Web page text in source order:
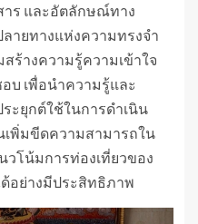
าร และอัตลักษณ์ทาง
ายทางแห่งความทรงจำ
สร้างความรู้ความเข้าใจ
บ เพื่อนำความรู้และ
ะยุกต์ใช้ในการดำเนิน
พิ่มขีดความสามารถใน
โน้มการท่องเที่ยวของ
อย่างมีประสิทธิภาพ